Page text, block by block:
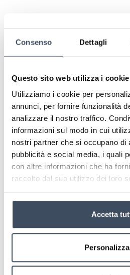
Consenso Dettagli
Questo sito web utilizza i cookie
Utilizziamo i cookie per
annunci, per fornire funzionalità
analizzare il nostro traffico.
informazioni sul modo in cui
nostri partner che si occupano di
pubblicità e social media, i quali
con altre informazioni che ha
raccolto dal suo utilizzo dei loro
Accetta
Personalizza
Consiglio a tutti questo
eccepire, personale
simpatico, la cucina ci
pasti veramente tanti
dire sulla pulizia..posizione